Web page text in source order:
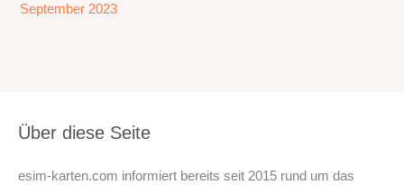
September 2023
Über diese Seite
esim-karten.com informiert bereits seit 2015 rund um das